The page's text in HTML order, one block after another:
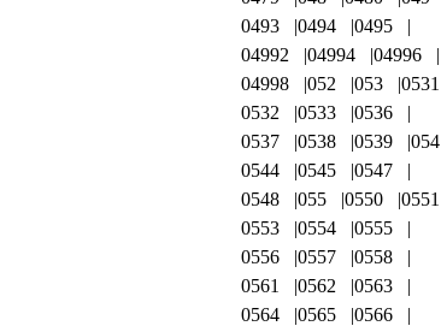
0493
0494
0495
04992
04994
04996
04998
052 053
0531
0532
0533
0536
0537
0538 0539
054
0544
0545
0547
0548
055 0550
0551
0553
0554
0555
0556
0557
0558
0561
0562
0563
0564
0565
0566